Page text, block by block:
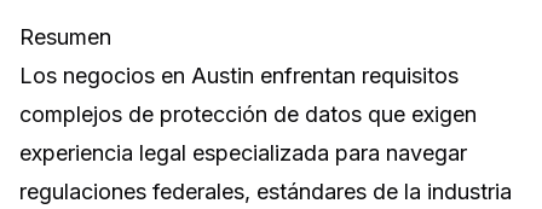
Resumen
Los negocios en Austin enfrentan requisitos
complejos de protección de datos que exigen
experiencia legal especializada para navegar
regulaciones federales, estándares de la industria